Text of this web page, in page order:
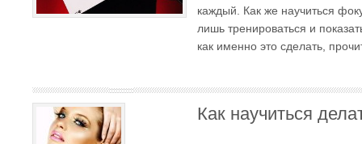
каждый. Как же научиться
лишь тренироваться и
как именно это сделать,
Как научиться